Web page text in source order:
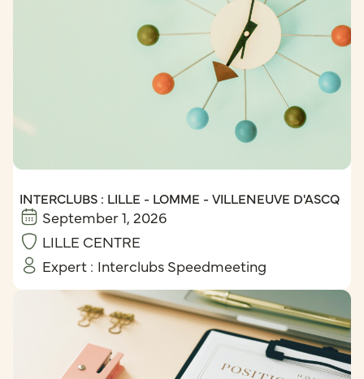
INTERCLUBS : LILLE - LOMME - VILLENEUVE D'ASCQ
September 1, 2026
LILLE CENTRE
Expert : Interclubs Speedmeeting